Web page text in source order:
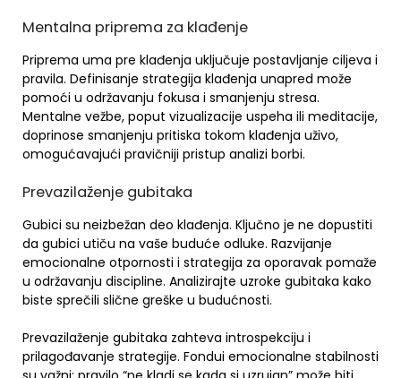
Mentalna priprema za klađenje
Priprema uma pre klađenja uključuje postavljanje ciljeva i
pravila. Definisanje strategija klađenja unapred može
pomoći u održavanju fokusa i smanjenju stresa.
Mentalne vežbe, poput vizualizacije uspeha ili meditacije,
doprinose smanjenju pritiska tokom klađenja uživo,
omogućavajući pravičniji pristup analizi borbi.
Prevazilaženje gubitaka
Gubici su neizbežan deo klađenja. Ključno je ne dopustiti
da gubici utiču na vaše buduće odluke. Razvijanje
emocionalne otpornosti i strategija za oporavak pomaže
u održavanju discipline. Analizirajte uzroke gubitaka kako
biste sprečili slične greške u budućnosti.
Prevazilaženje gubitaka zahteva introspekciju i
prilagođavanje strategije. Fondui emocionalne stabilnosti